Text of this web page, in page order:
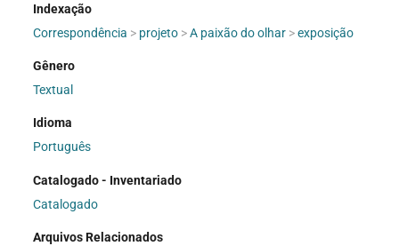
Indexação
Correspondência > projeto >A paixão do olhar >exposição
Gênero
Textual
Idioma
Português
Catalogado - Inventariado
Catalogado
Arquivos Relacionados